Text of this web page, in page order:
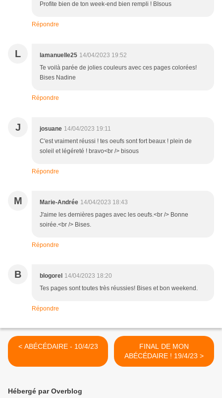
Profite bien de ton week-end bien rempli ! BIsous
Répondre
L lamanuelle25 14/04/2023 19:52
Te voilà parée de jolies couleurs avec ces pages colorées!
Bises Nadine
Répondre
J josuane 14/04/2023 19:11
C'est vraiment réussi ! tes oeufs sont fort beaux ! plein de
soleil et légéreté ! bravo<br /> bisous
Répondre
M Marie-Andrée 14/04/2023 18:43
J'aime les dernières pages avec les oeufs.<br /> Bonne
soirée.<br /> Bises.
Répondre
B blogorel 14/04/2023 18:20
Tes pages sont toutes très réussies! Bises et bon weekend.
Répondre
< ABÉCÉDAIRE - 10/4/23
FINAL DE MON
ABÉCÉDAIRE ! 19/4/23 >
Hébergé par Overblog